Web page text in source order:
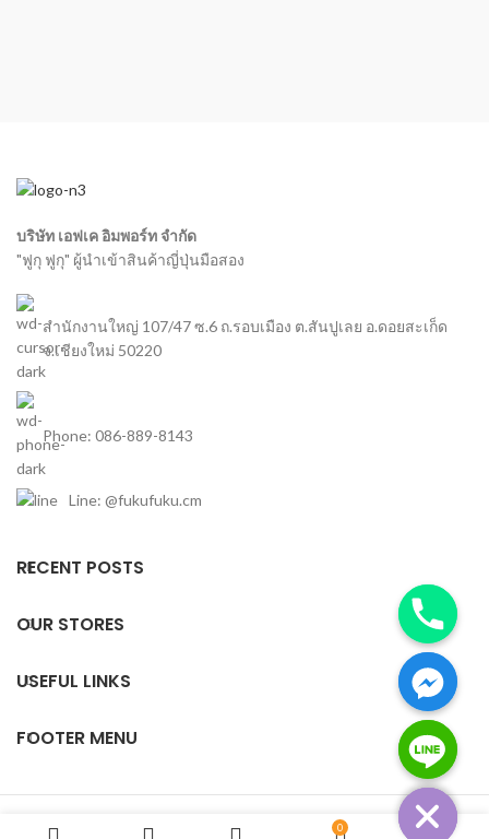
บริษัท เอฟเค อิมพอร์ท จำกัด
"ฟูกุ ฟูกุ" ผู้นำเข้าสินค้าญี่ปุ่นมือสอง
สำนักงานใหญ่ 107/47 ซ.6 ถ.รอบเมือง ต.สันปูเลย อ.ดอยสะเก็ด
จ.เชียงใหม่ 50220
Phone: 086-889-8143
Line: @fukufuku.cm
RECENT POSTS
OUR STORES
USEFUL LINKS
FOOTER MENU
Based on TopChiangmai theme ผู้นำเข้าสินค้าญี่ปุ่นมือสอง
0
Hide
chaty